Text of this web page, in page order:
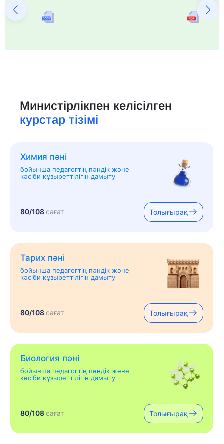
Министірлікпен келісілген
курстар тізімі
Химия пәні
бойынша педагогтің пәндік және
кәсіби құзыреттілігін дамыту
80/108сағат Толығырақ
Тарих пәні
бойынша педагогтің пәндік және
кәсіби құзыреттілігін дамыту
80/108сағат Толығырақ
Биология пәні
бойынша педагогтің пәндік және
кәсіби құзыреттілігін дамыту
80/108сағат Толығырақ